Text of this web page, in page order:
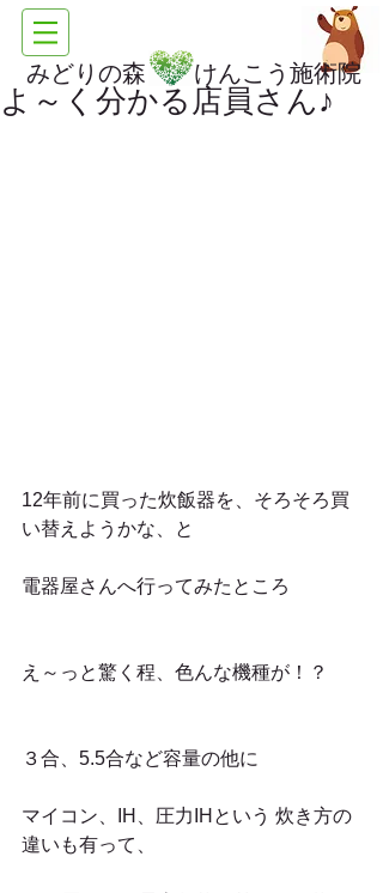
みどりの森 けんこう施術院
よ～く分かる店員さん♪
12年前に買った炊飯器を、そろそろ買
い替えようかな、と
電器屋さんへ行ってみたところ
え～っと驚く程、色んな機種が！？
３合、5.5合など容量の他に
マイコン、IH、圧力IHという 炊き方の
違いも有って、